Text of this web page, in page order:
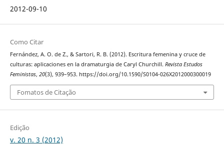
2012-09-10
Como Citar
Fernández, A. O. de Z., & Sartori, R. B. (2012). Escritura femenina y cruce de
culturas: aplicaciones en la dramaturgia de Caryl Churchill. Revista Estudos
Feministas, 20(3), 939–953. https://doi.org/10.1590/S0104-026X2012000300019
Fomatos de Citação
Edição
v. 20 n. 3 (2012)